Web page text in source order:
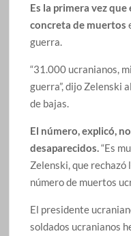
Es la primera vez
concreta de muertos
guerra.
“31.000 ucranianos,
guerra”, dijo Zelenski
de bajas.
El número, explicó,
desaparecidos.“Es
Zelenski, que
número de muertos
El presidente
soldados ucranianos